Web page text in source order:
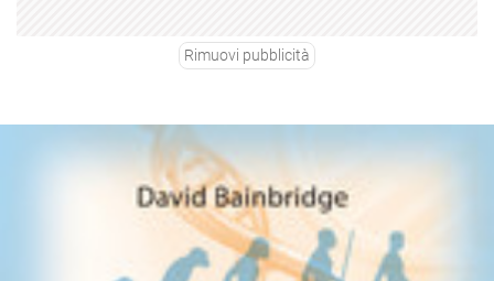
Rimuovi pubblicità